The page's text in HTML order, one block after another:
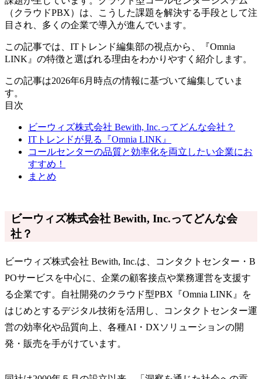
（クラウドPBX）は、こうした課題を解決する手段として注
目され、多くの企業で導入が進んでいます。
この記事では、ITトレンド編集部の視点から、『Omnia
LINK』の特徴と選ばれる理由をわかりやすく紹介します。
この記事は2026年6月時点の情報に基づいて編集していま
す。
目次
ビーウィズ株式会社 Bewith, Inc.ってどんな会社？
ITトレンドが見る『Omnia LINK』
コールセンターの品質と効率化を両立したい企業にお
すすめ！
まとめ
ビーウィズ株式会社 Bewith, Inc.ってどんな会
社？
ビーウィズ株式会社 Bewith, Inc.は、コンタクトセンター・B
POサービスを中心に、企業の顧客接点や業務運営を支援す
る企業です。自社開発のクラウド型PBX『Omnia LINK』を
はじめとするデジタル技術を活用し、コンタクトセンター運
営の効率化や品質向上、各種AI・DXソリューションの開
発・販売を手がけています。